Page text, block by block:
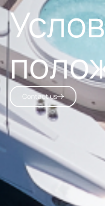
Contact us